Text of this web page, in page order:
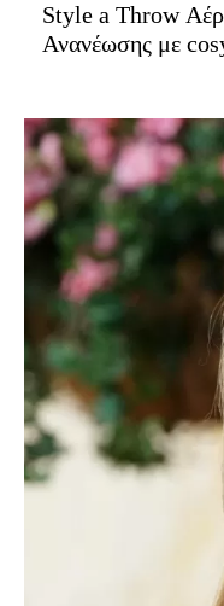
Style a Throw
Ανανέωσης με